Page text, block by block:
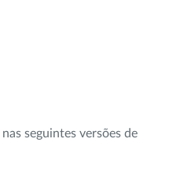
seguintes versões de